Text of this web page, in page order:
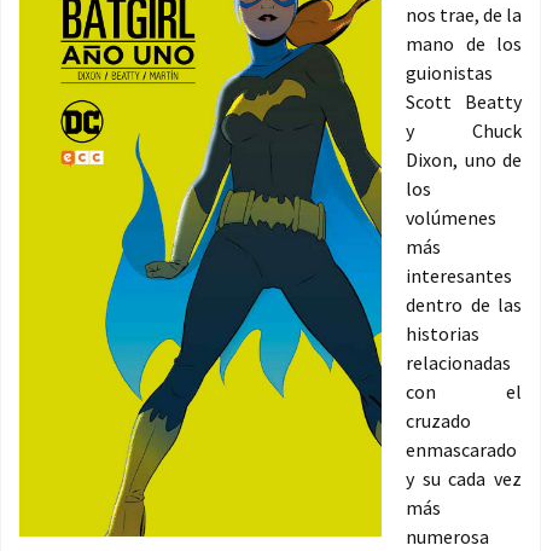
nos trae, de la
mano de los
guionistas
Scott Beatty
y Chuck
Dixon, uno de
los
volúmenes
más
interesantes
dentro de las
historias
relacionadas
con el
cruzado
enmascarado
y su cada vez
más
numerosa